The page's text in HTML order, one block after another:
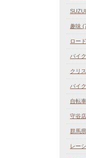
趣味
ロー
バイ
クリ
バイ
自転
守谷
群馬
レー